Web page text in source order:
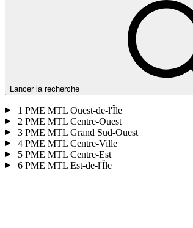
Lancer la recherche
1 PME MTL Ouest-de-l'Île
2 PME MTL Centre-Ouest
3 PME MTL Grand Sud-Ouest
4 PME MTL Centre-Ville
5 PME MTL Centre-Est
6 PME MTL Est-de-l'Île